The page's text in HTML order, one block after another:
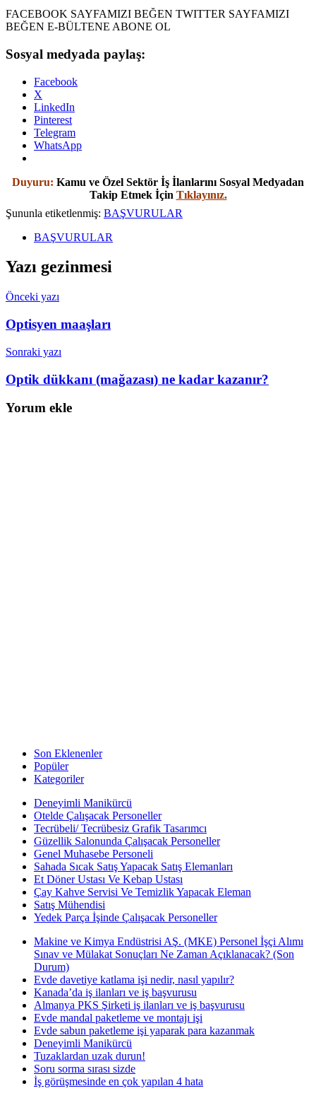
FACEBOOK SAYFAMIZI BEĞEN TWITTER SAYFAMIZI
BEĞEN E-BÜLTENE ABONE OL
Sosyal medyada paylaş:
Facebook
X
LinkedIn
Pinterest
Telegram
WhatsApp
Duyuru: Kamu ve Özel Sektör İş İlanlarını Sosyal Medyadan
Takip Etmek İçin Tıklayınız.
Şununla etiketlenmiş: BAŞVURULAR
BAŞVURULAR
Yazı gezinmesi
Önceki yazı
Optisyen maaşları
Sonraki yazı
Optik dükkanı (mağazası) ne kadar kazanır?
Yorum ekle
Son Eklenenler
Popüler
Kategoriler
Deneyimli Manikürcü
Otelde Çalışacak Personeller
Tecrübeli/ Tecrübesiz Grafik Tasarımcı
Güzellik Salonunda Çalışacak Personeller
Genel Muhasebe Personeli
Sahada Sıcak Satış Yapacak Satış Elemanları
Et Döner Ustası Ve Kebap Ustası
Çay Kahve Servisi Ve Temizlik Yapacak Eleman
Satış Mühendisi
Yedek Parça İşinde Çalışacak Personeller
Makine ve Kimya Endüstrisi AŞ. (MKE) Personel İşçi Alımı
Sınav ve Mülakat Sonuçları Ne Zaman Açıklanacak? (Son
Durum)
Evde davetiye katlama işi nedir, nasıl yapılır?
Kanada’da iş ilanları ve iş başvurusu
Almanya PKS Şirketi iş ilanları ve iş başvurusu
Evde mandal paketleme ve montajı işi
Evde sabun paketleme işi yaparak para kazanmak
Deneyimli Manikürcü
Tuzaklardan uzak durun!
Soru sorma sırası sizde
İş görüşmesinde en çok yapılan 4 hata